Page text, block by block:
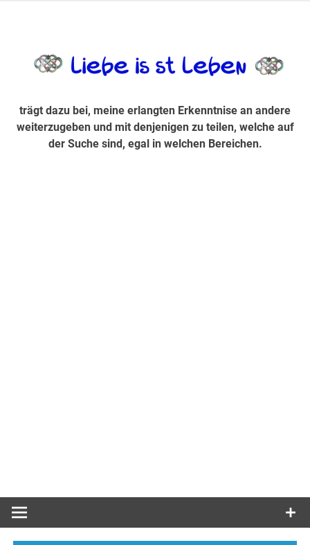
Suche sind, egal in welchen Bereichen.
trägt dazu bei, meine erlangten Erkenntnise an andere
weiterzugeben und mit denjenigen zu teilen, welche auf
der Suche sind, egal in welchen Bereichen.